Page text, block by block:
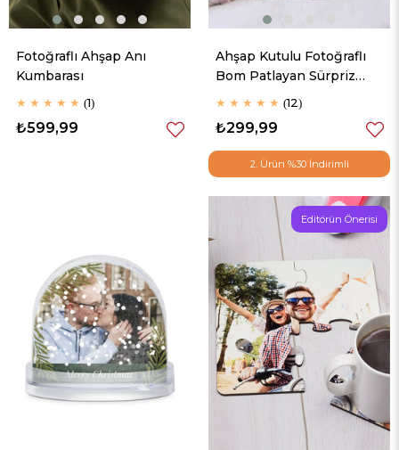
Fotoğraflı Ahşap Anı
Kumbarası
★ ★ ★ ★ ★ 1
₺599,99
Ahşap Kutulu Fotoğraflı
Bom Patlayan Sürpriz
Kutu
★ ★ ★ ★ ★ 12
₺299,99
2. Ürün %30 İndirimli
Editörün Önerisi